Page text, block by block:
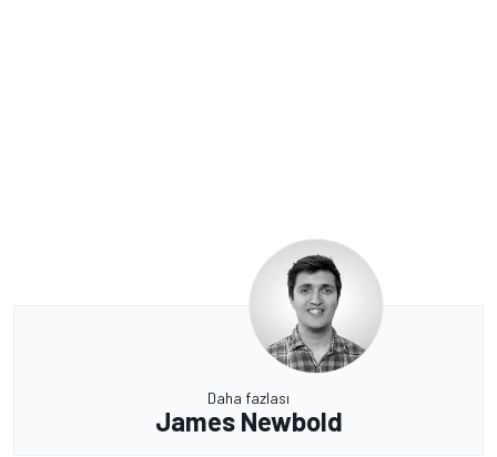
Daha fazlası
James Newbold